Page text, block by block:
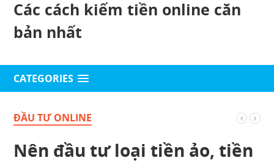
Các cách kiếm tiền online căn
bản nhất
CATEGORIES
ĐẦU TƯ ONLINE
Nên đầu tư loại tiền ảo, tiền